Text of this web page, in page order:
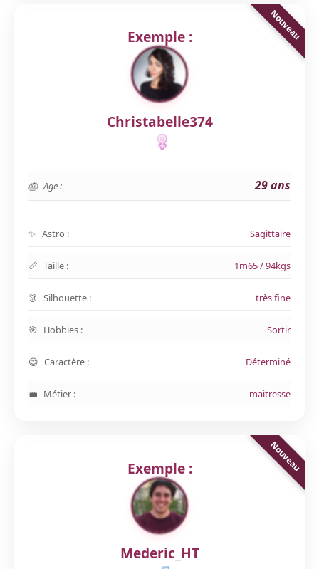
Exemple :
Christabelle374
Age : 29 ans
Astro : Sagittaire
Taille : 1m65 / 94kgs
Silhouette : très fine
Hobbies : Sortir
Caractère : Déterminé
Métier : maitresse
Exemple :
Mederic_HT